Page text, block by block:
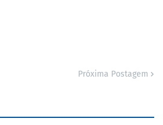
Próxima Postagem